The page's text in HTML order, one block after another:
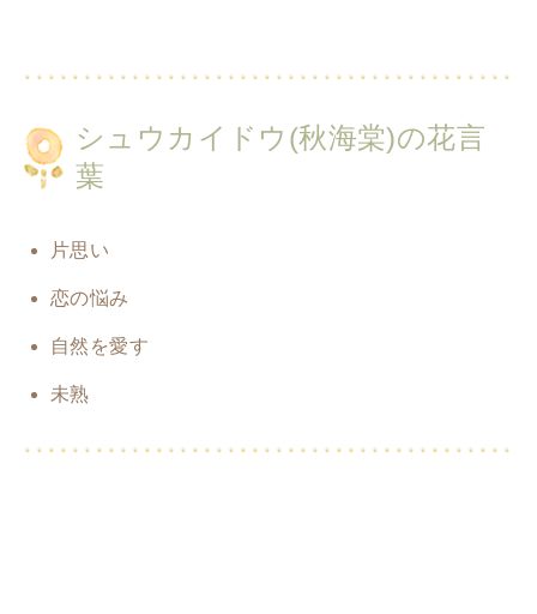
シュウカイドウ(秋海棠)の花言
葉
片思い
恋の悩み
自然を愛す
未熟